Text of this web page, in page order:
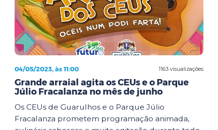
1163 visualizações
04/05/2023, às 11:00
Grande arraial agita os CEUs e o Parque
Júlio Fracalanza no mês de junho
Os CEUs de Guarulhos e o Parque Júlio
Fracalanza prometem programação animada,